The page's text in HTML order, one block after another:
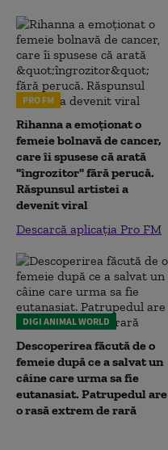
PRO FM
Rihanna a emoționat o
femeie bolnavă de cancer,
care îi spusese că arată
"îngrozitor" fără perucă.
Răspunsul artistei a
devenit viral
Descarcă aplicația Pro FM
DIGI ANIMAL WORLD
Descoperirea făcută de o
femeie după ce a salvat un
câine care urma sa fie
eutanasiat. Patrupedul are
o rasă extrem de rară